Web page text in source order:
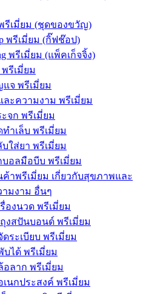
พรีเมี่ยม (ชุดของขวัญ)
พรีเมี่ยม (กิ๊ฟช๊อป)
พรีเมี่ยม (แพ็คเก็จจิ้ง)
รีเมี่ยม
จ พรีเมี่ยม
ะความงาม พรีเมี่ยม
ะจก พรีเมี่ยม
ทำเล็บ พรีเมี่ยม
บใส่ยา พรีเมี่ยม
บอลมือบีบ พรีเมี่ยม
ค้าพรีเมี่ยม เกี่ยวกับสุขภาพและ
ามงาม อื่นๆ
รื่องนวด พรีเมี่ยม
ถุงสปันบอนด์ พรีเมี่ยม
ดระเบียบ พรีเมี่ยม
บได้ พรีเมี่ยม
อลาก พรีเมี่ยม
เนกประสงค์ พรีเมี่ยม